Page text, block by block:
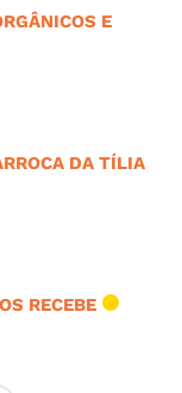
E
DA TÍLIA
RECEBE